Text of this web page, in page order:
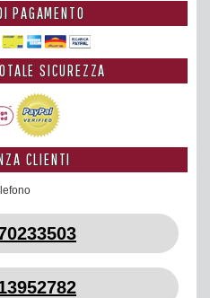
PAGAMENTO
SICUREZZA
CLIENTI